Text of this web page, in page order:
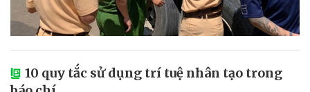
10 quy tắc sử dụng trí tuệ nhân tạo trong